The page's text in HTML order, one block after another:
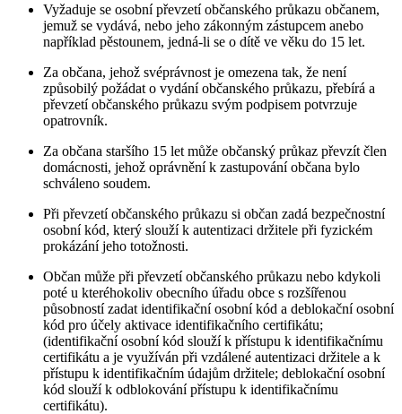
Vyžaduje se osobní převzetí občanského průkazu občanem,
jemuž se vydává, nebo jeho zákonným zástupcem anebo
například pěstounem, jedná-li se o dítě ve věku do 15 let.
Za občana, jehož svéprávnost je omezena tak, že není
způsobilý požádat o vydání občanského průkazu, přebírá a
převzetí občanského průkazu svým podpisem potvrzuje
opatrovník.
Za občana staršího 15 let může občanský průkaz převzít člen
domácnosti, jehož oprávnění k zastupování občana bylo
schváleno soudem.
Při převzetí občanského průkazu si občan zadá bezpečnostní
osobní kód, který slouží k autentizaci držitele při fyzickém
prokázání jeho totožnosti.
Občan může při převzetí občanského průkazu nebo kdykoli
poté u kteréhokoliv obecního úřadu obce s rozšířenou
působností zadat identifikační osobní kód a deblokační osobní
kód pro účely aktivace identifikačního certifikátu;
(identifikační osobní kód slouží k přístupu k identifikačnímu
certifikátu a je využíván při vzdálené autentizaci držitele a k
přístupu k identifikačním údajům držitele; deblokační osobní
kód slouží k odblokování přístupu k identifikačnímu
certifikátu).